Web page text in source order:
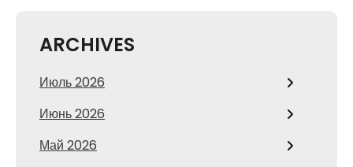
ARCHIVES
Июль 2026
Июнь 2026
Май 2026